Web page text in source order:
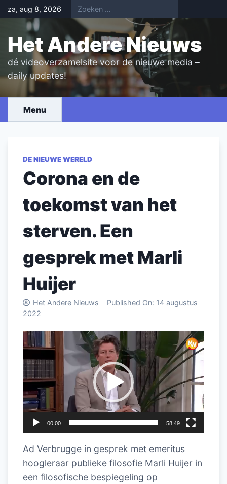
Skip
to
content
za, aug 8, 2026
Het Andere Nieuws
dé videoverzamelsite voor de nieuwe media –
daily updates!
Menu
DE NIEUWE WERELD
Corona en de
toekomst van het
sterven. Een
gesprek met Marli
Huijer
Het Andere Nieuws Published On: 14 augustus
2022
Videospeler
00:00 58:49
Ad Verbrugge in gesprek met emeritus
hoogleraar publieke filosofie Marli Huijer in
een filosofische bespiegeling op